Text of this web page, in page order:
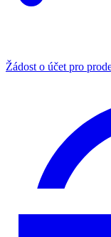
Žádost o účet pro